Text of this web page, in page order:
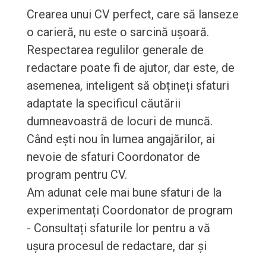
Crearea unui CV perfect, care să lanseze
o carieră, nu este o sarcină ușoară.
Respectarea regulilor generale de
redactare poate fi de ajutor, dar este, de
asemenea, inteligent să obțineți sfaturi
adaptate la specificul căutării
dumneavoastră de locuri de muncă.
Când ești nou în lumea angajărilor, ai
nevoie de sfaturi Coordonator de
program pentru CV.
Am adunat cele mai bune sfaturi de la
experimentați Coordonator de program
- Consultați sfaturile lor pentru a vă
ușura procesul de redactare, dar și